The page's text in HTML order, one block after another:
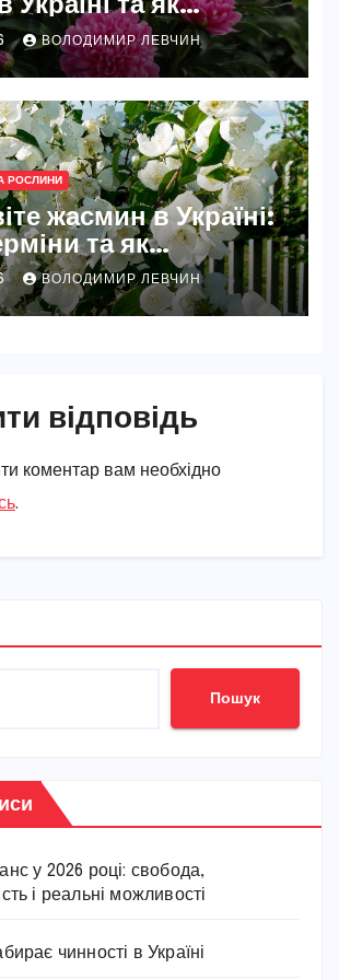
їхню повну красу
ВОЛОДИМИР ЛЕВЧИН
РОСЛИНИ
жасмин в Україні:
та як
рясне цвітіння
ВОЛОДИМИР ЛЕВЧИН
відповідь
коментар вам необхідно
.
Пошук
у 2026 році: свобода,
і реальні можливості
чинності в Україні